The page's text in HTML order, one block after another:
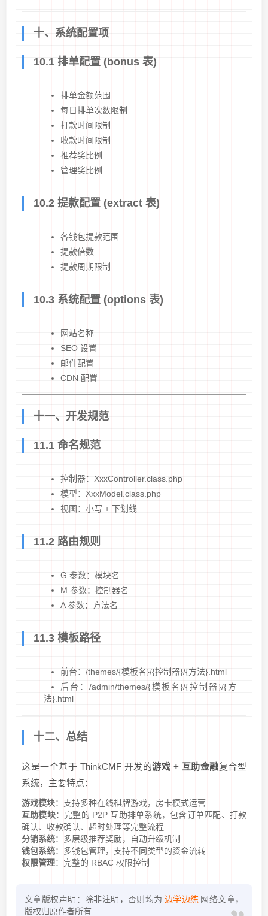
十、系统配置项
10.1 排单配置 (bonus 表)
排单金额范围
每日排单次数限制
打款时间限制
收款时间限制
推荐奖比例
管理奖比例
10.2 提款配置 (extract 表)
各钱包提款范围
提款倍数
提款周期限制
10.3 系统配置 (options 表)
网站名称
SEO 设置
邮件配置
CDN 配置
十一、开发规范
11.1 命名规范
控制器：XxxController.class.php
模型：XxxModel.class.php
视图：小写 + 下划线
11.2 路由规则
G 参数：模块名
M 参数：控制器名
A 参数：方法名
11.3 模板路径
前台：/themes/{模板名}/{控制器}/{方法}.html
后台：/admin/themes/{模板名}/{控制器}/{方
法}.html
十二、总结
这是一个基于 ThinkCMF 开发的游戏 + 互助金融复合型
系统，主要特点：
游戏模块：支持多种在线棋牌游戏，房卡模式运营
互助模块：完整的 P2P 互助排单系统，包含订单匹配、打款
确认、收款确认、超时处理等完整流程
分销系统：多层级推荐奖励，自动升级机制
钱包系统：多钱包管理，支持不同类型的资金流转
权限管理：完整的 RBAC 权限控制
文章版权声明：除非注明，否则均为 边学边练 网络文章，
版权归原作者所有